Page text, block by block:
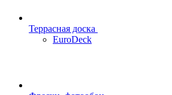
Террасная доска
EuroDeck